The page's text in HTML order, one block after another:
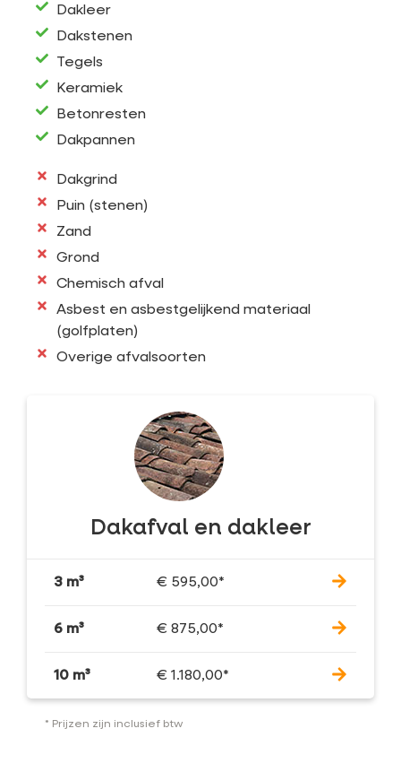
Dakleer
Dakstenen
Tegels
Keramiek
Betonresten
Dakpannen
Dakgrind
Puin (stenen)
Zand
Grond
Chemisch afval
Asbest en asbestgelijkend materiaal
(golfplaten)
Overige afvalsoorten
Dakafval en dakleer
3 m³ € 595,00*
6 m³ € 875,00*
10 m³ € 1.180,00*
* Prijzen zijn inclusief btw